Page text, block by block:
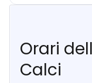
Orari
Calci